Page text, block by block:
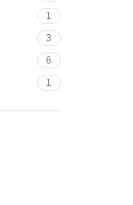
1
3
6
1